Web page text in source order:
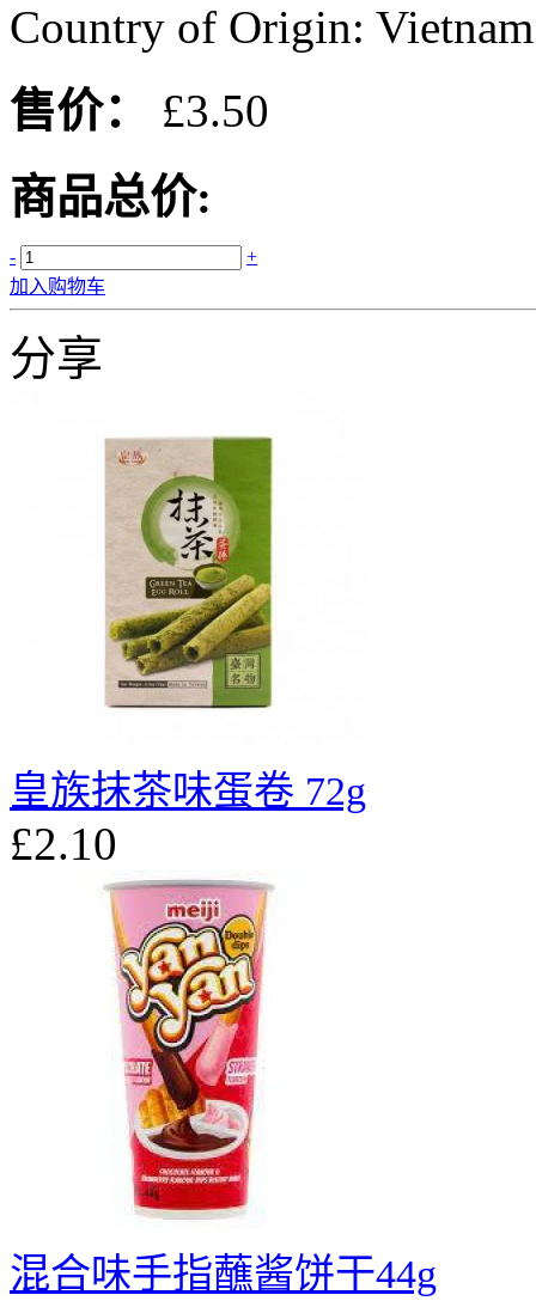
Country of Origin: Vietnam
售价：
£3.50
商品总价:
-
+
加入购物车
分享
皇族抹茶味蛋卷 72g
£2.10
混合味手指蘸酱饼干44g